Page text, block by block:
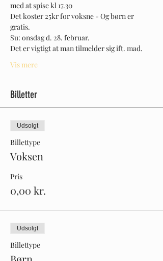
med at spise kl 17.30
Det koster 25kr for voksne - Og børn er
gratis.
Su: onsdag d. 28. februar.
Det er vigtigt at man tilmelder sig ift. mad.
Vis mere
Billetter
Udsolgt
Billettype
Voksen
Pris
0,00 kr.
Udsolgt
Billettype